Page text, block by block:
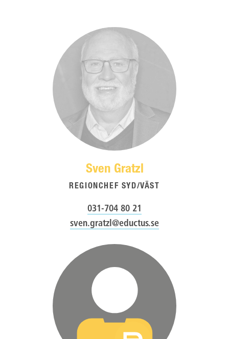
Sven Gratzl
REGIONCHEF SYD/VÄST
031-704 80 21
sven.gratzl@eductus.se